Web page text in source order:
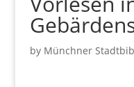
by Münchner